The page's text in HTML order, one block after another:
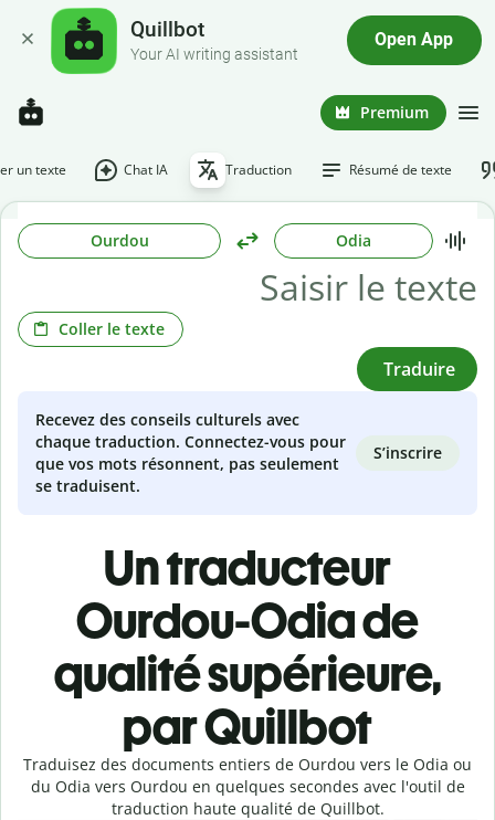
Quillbot
Your AI writing assistant
Open App
Premium
un texte Chat IA Traduction Résumé de texte
Ourdou Odia
Coller le texte
Traduire
Recevez des conseils culturels avec
chaque traduction. Connectez-vous pour
que vos mots résonnent, pas seulement
se traduisent.
S’inscrire
Un traducteur
Ourdou-Odia de
qualité supérieure,
par Quillbot
Traduisez des documents entiers de Ourdou vers le Odia ou
du Odia vers Ourdou en quelques secondes avec l'outil de
traduction haute qualité de Quillbot.